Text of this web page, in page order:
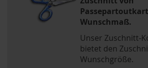
Wunschmaß.
Unser Zuschnitt-
bietet den
Wunschgröße.